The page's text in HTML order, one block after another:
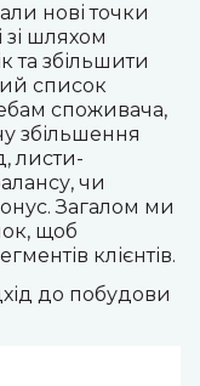
нові точки
зі шляхом
та збільшити
список
споживача,
збільшення
листи-
чи
Загалом ми
щоб
клієнтів.
до побудови